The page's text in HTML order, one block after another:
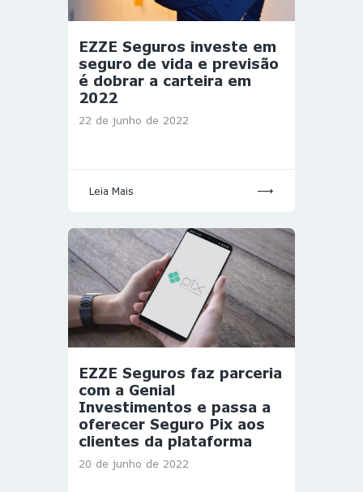
EZZE Seguros investe em
seguro de vida e previsão
é dobrar a carteira em
2022
22 de junho de 2022
Leia Mais
EZZE Seguros faz parceria
com a Genial
Investimentos e passa a
oferecer Seguro Pix aos
clientes da plataforma
20 de junho de 2022